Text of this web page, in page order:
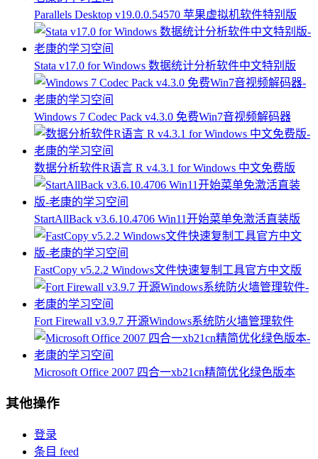
Parallels Desktop v19.0.0.54570 苹果虚拟机软件特别版
Stata v17.0 for Windows 数据统计分析软件中文特别版
Windows 7 Codec Pack v4.3.0 免费Win7音视频解码器
数据分析软件R语言 R v4.3.1 for Windows 中文免费版
StartAllBack v3.6.10.4706 Win11开始菜单免激活直装版
FastCopy v5.2.2 Windows文件快速复制工具官方中文版
Fort Firewall v3.9.7 开源Windows系统防火墙管理软件
Microsoft Office 2007 四合一xb21cn精简优化绿色版本
其他操作
登录
条目 feed